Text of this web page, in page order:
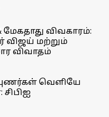
விவகாரம்:
விஜய் மற்றும்
விவாதம்
வெளியே